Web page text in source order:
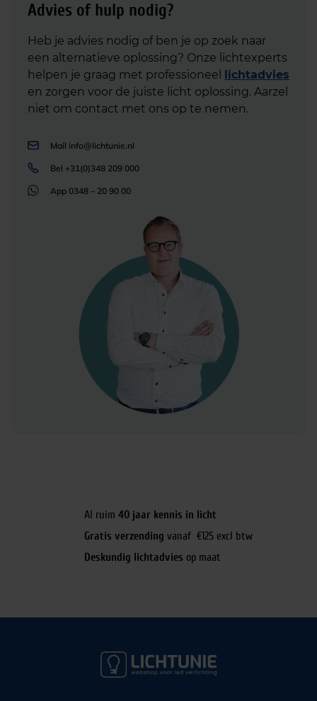
Advies of hulp nodig?
Heb je advies nodig of ben je op zoek naar
een alternatieve oplossing? Onze lichtexperts
helpen je graag met professioneel lichtadvies
en zorgen voor de juiste licht oplossing. Aarzel
niet om contact met ons op te nemen.
Mail info@lichtunie.nl
Bel +31(0)348 209 000
App 0348 – 20 90 00
Al ruim 40 jaar kennis in licht
Gratis verzending vanaf €125 excl btw
Deskundig lichtadvies op maat